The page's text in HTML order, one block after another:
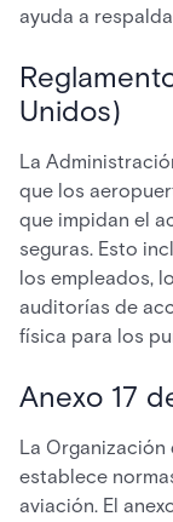
ayuda a
Unidos)
La
que los
que impidan el
seguras. Esto
los empleados,
auditorías de
física para los
Anexo 17
La
establece
aviación. El